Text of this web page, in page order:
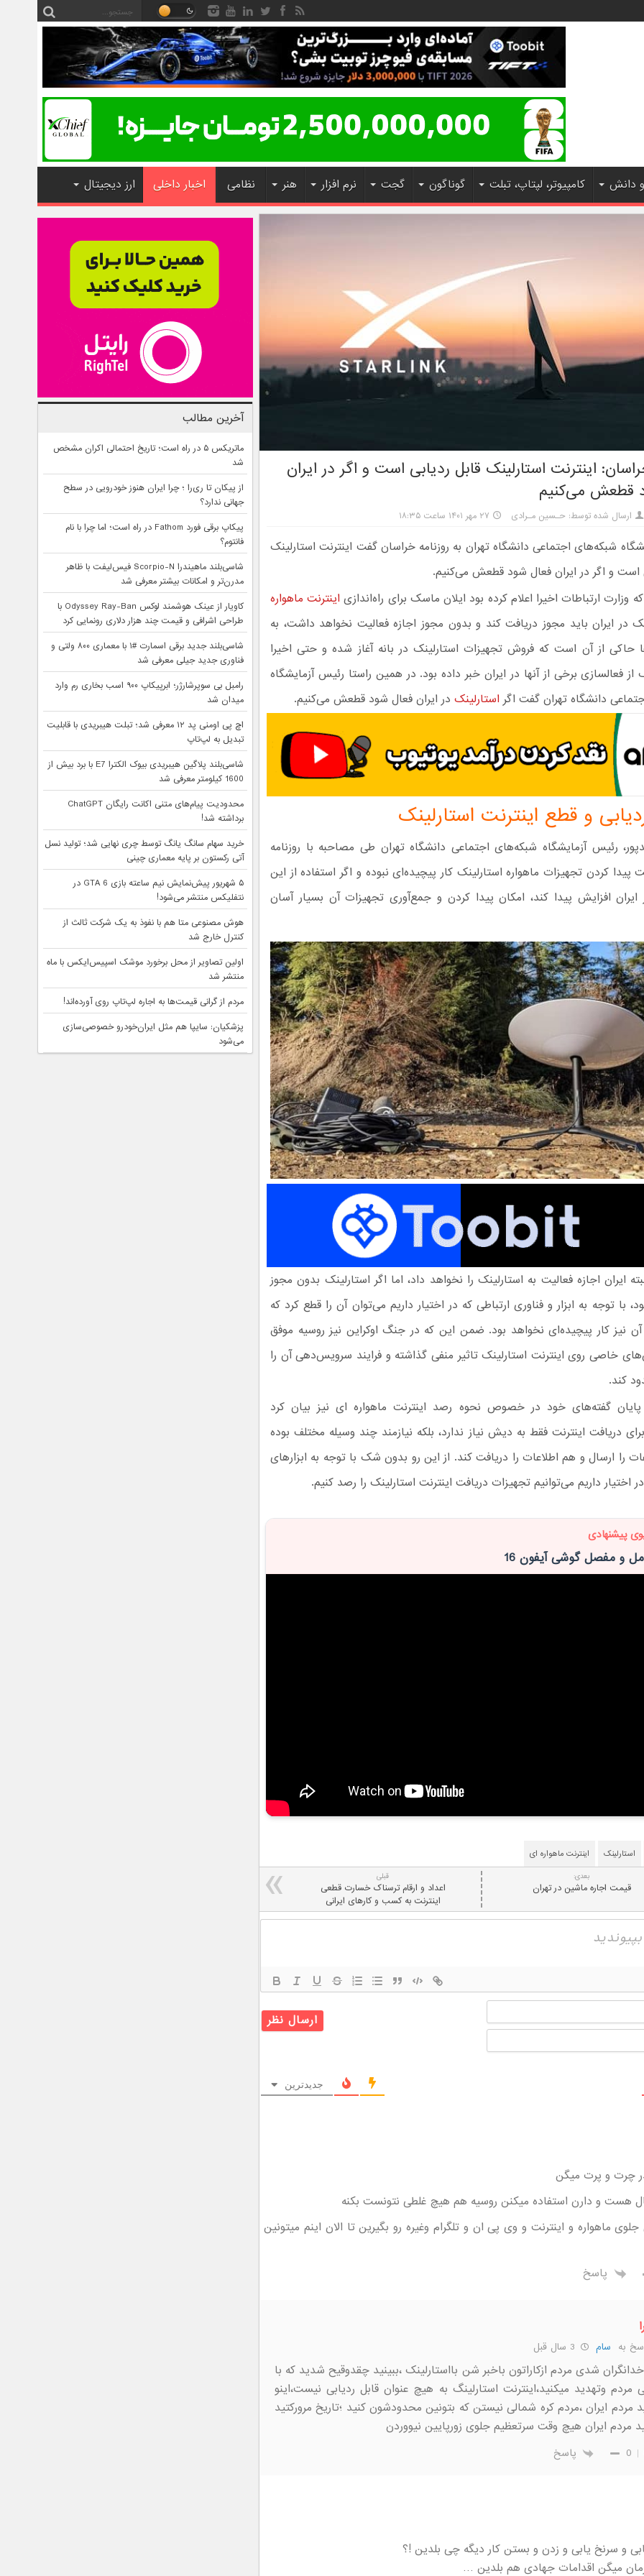
دانش کامپیوتر، لپتاپ، تبلت گوناگون گجت نرم افزار هنر نظامی اخبار داخلی ارز دیجیتال
اینترنت استارلینک قابل ردیابی است و اگر در ایران
قطعش می‌کنیم
ارسال شده توسط: حـسین مـرادی ۲۷ مهر ۱۴۰۱ ساعت ۱۸:۳۵
شبکه‌های اجتماعی دانشگاه تهران به روزنامه خراسان گفت اینترنت استارلینک
است و اگر در ایران فعال شود قطعش می‌کنیم.
وزارت ارتباطات اخیرا اعلام کرده بود ایلان ماسک برای راه‌اندازی اینترنت ماهواره
در ایران باید مجوز دریافت کند و بدون مجوز اجازه فعالیت نخواهد داشت، به
حاکی از آن است که فروش تجهیزات استارلینک در بانه آغاز شده و حتی اخیرا
از فعالسازی برخی از آنها در ایران خبر داده بود. در همین راستا رئیس آزمایشگاه
دانشگاه تهران گفت اگر استارلینک در ایران فعال شود قطعش می‌کنیم.
و قطع اینترنت استارلینک
رئیس آزمایشگاه شبکه‌های اجتماعی دانشگاه تهران طی مصاحبه با روزنامه
کردن تجهیزات ماهواره استارلینک کار پیچیده‌ای نبوده و اگر استفاده از این
افزایش پیدا کند، امکان پیدا کردن و جمع‌آوری تجهیزات آن بسیار آسان
ایران اجازه فعالیت به استارلینک را نخواهد داد، اما اگر استارلینک بدون مجوز
با توجه به ابزار و فناوری ارتباطی که در اختیار داریم می‌توان آن را قطع کرد که
آن نیز کار پیچیده‌ای نخواهد بود. ضمن این که در جنگ اوکراین نیز روسیه موفق
خاصی روی اینترنت استارلینک تاثیر منفی گذاشته و فرایند سرویس‌دهی آن را
کند.
پایان گفته‌های خود در خصوص نحوه رصد اینترنت ماهواره ای نیز بیان کرد
دریافت اینترنت فقط به دیش نیاز ندارد، بلکه نیازمند چند وسیله مختلف بوده
را ارسال و هم اطلاعات را دریافت کند. از این رو بدون شک با توجه به ابزارهای
اختیار داریم می‌توانیم تجهیزات دریافت اینترنت استارلینک را رصد کنیم.
پیشنهادی
و مفصل گوشی آیفون 16
استارلینک اینترنت ماهواره ای
قبلی
اعداد و ارقام ترسناک خسارت قطعی
اینترنت به کسب و کارهای ایرانی
بعدی:
قیمت اجاره ماشین در تهران
جدیدترین
چرت و پرت میگن
هست و دارن استفاده میکنن روسیه هم هیچ غلطی نتونست بکنه
ماهواره و اینترنت و وی پی ان و تلگرام وغیره رو بگیرین تا الان اینم میتونین
پاسخ
به سام
شدی مردم ازکاراتون باخبر شن بااستارلینک ،ببینید چقدوقیح شدید که با
مردم وتهدید میکنید،اینترنت استارلینگ به هیچ عنوان قابل ردیابی نیست،اینو
مردم ایران ،مردم کره شمالی نیستن که بتونین محدودشون کنید ؛تاریخ مرورکتید
مردم ایران هیچ وقت سرتعظیم جلوی زورپایین نیووردن
0 پاسخ
و سرنخ یابی و زدن و بستن کار دیگه چی بلدین !؟
میگن اقدامات جهادی هم بلدین …
آخرین مطالب
ماتریکس ۵ در راه است؛ تاریخ احتمالی اکران مشخص
شد
از پیکان تا ری‌را ؛ چرا ایران هنوز خودرویی در سطح
جهانی ندارد؟
پیکاپ برقی فورد Fathom در راه است؛ اما چرا با نام
فانتوم؟
شاسی‌بلند ماهیندرا Scorpio-N فیس‌لیفت با ظاهر
مدرن‌تر و امکانات بیشتر معرفی شد
کاویار از عینک هوشمند لوکس Odyssey Ray-Ban با
طراحی اشرافی و قیمت چند هزار دلاری رونمایی کرد
شاسی‌بلند جدید برقی اسمارت #۱ با معماری ۸۰۰ ولتی و
فناوری جدید جیلی معرفی شد
رامبل بی سوپرشارژر؛ ابرپیکاپ ۹۰۰ اسب بخاری رم وارد
میدان شد
اچ پی اومنی پد ۱۲ معرفی شد؛ تبلت هیبریدی با قابلیت
تبدیل به لپ‌تاپ
شاسی‌بلند پلاگین هیبریدی بیوک الکترا E7 با برد بیش از
1600 کیلومتر معرفی شد
محدودیت پیام‌های متنی اکانت رایگان ChatGPT
برداشته شد!
خرید سهام سانگ‌ یانگ توسط چری نهایی شد؛ تولید نسل
آتی رکستون بر پایه معماری چینی
۵ شهریور پیش‌نمایش نیم ساعته بازی GTA 6 در
نتفلیکس منتشر می‌شود!
هوش مصنوعی متا هم با نفوذ به یک شرکت ثالث از
کنترل خارج شد
اولین تصاویر از محل برخورد موشک اسپیس‌ایکس با ماه
منتشر شد
مردم از گرانی قیمت‌ها به اجاره لپ‌تاپ روی آورده‌اند!
پزشکیان: سایپا هم مثل ایران‌خودرو خصوصی‌سازی
می‌شود